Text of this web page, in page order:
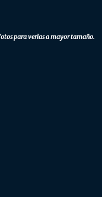
para verlas a mayor tamaño.